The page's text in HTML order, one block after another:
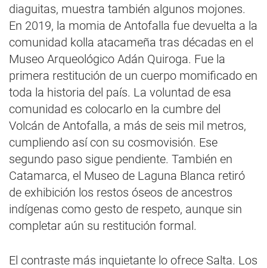
diaguitas, muestra también algunos mojones.
En 2019, la momia de Antofalla fue devuelta a la
comunidad kolla atacameña tras décadas en el
Museo Arqueológico Adán Quiroga. Fue la
primera restitución de un cuerpo momificado en
toda la historia del país. La voluntad de esa
comunidad es colocarlo en la cumbre del
Volcán de Antofalla, a más de seis mil metros,
cumpliendo así con su cosmovisión. Ese
segundo paso sigue pendiente. También en
Catamarca, el Museo de Laguna Blanca retiró
de exhibición los restos óseos de ancestros
indígenas como gesto de respeto, aunque sin
completar aún su restitución formal.
El contraste más inquietante lo ofrece Salta. Los